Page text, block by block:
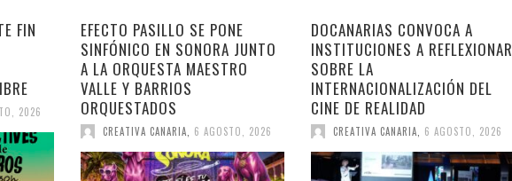
FIN
2026
EFECTO PASILLO SE PONE
SINFÓNICO EN SONORA JUNTO
A LA ORQUESTA MAESTRO
VALLE Y BARRIOS
ORQUESTADOS
CREATIVA CANARIA, 6 AGOSTO, 2026
DOCANARIAS CONVOCA A
INSTITUCIONES A REFLEXIONAR
SOBRE LA
INTERNACIONALIZACIÓN DEL
CINE DE REALIDAD
CREATIVA CANARIA, 6 AGOSTO, 2026